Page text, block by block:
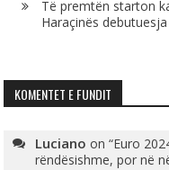
Të premtën starton
Haraçinës
KOMENTET E FUNDIT
Luciano on“Euro
rëndësishme, por në